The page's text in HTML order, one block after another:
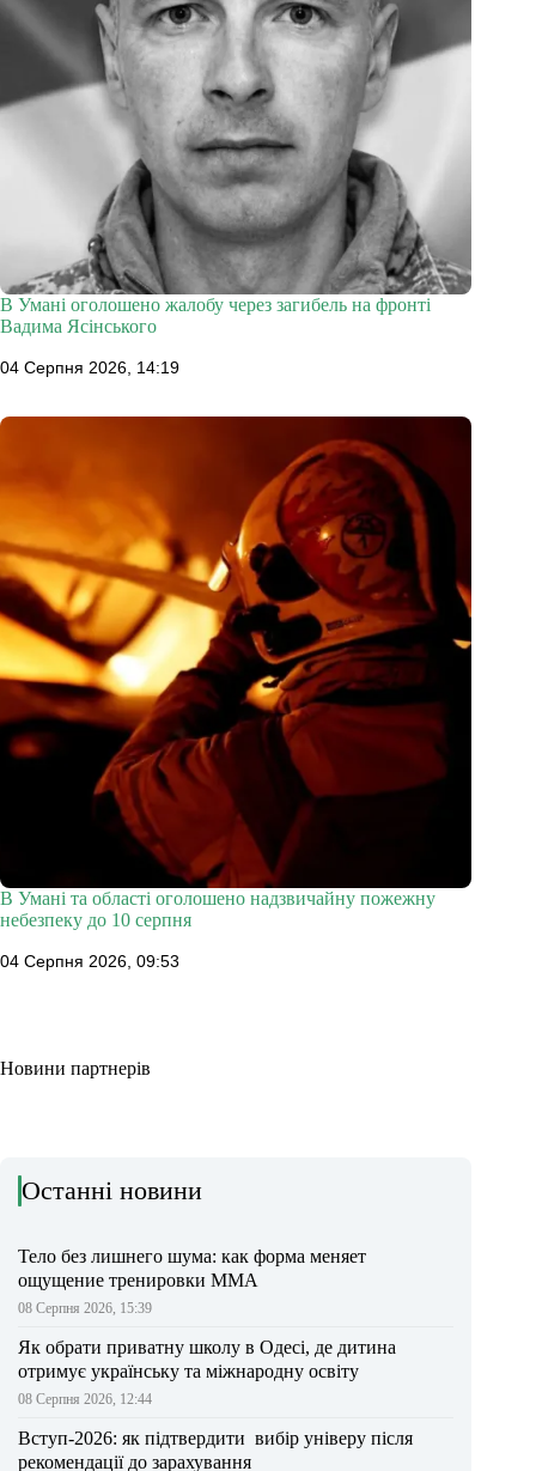
В Умані оголошено жалобу через загибель на фронті
Вадима Ясінського
04 Серпня 2026, 14:19
В Умані та області оголошено надзвичайну пожежну
небезпеку до 10 серпня
04 Серпня 2026, 09:53
Новини партнерів
Останні новини
Тело без лишнего шума: как форма меняет
ощущение тренировки ММА
08 Серпня 2026, 15:39
Як обрати приватну школу в Одесі, де дитина
отримує українську та міжнародну освіту
08 Серпня 2026, 12:44
Вступ-2026: як підтвердити вибір універу після
рекомендації до зарахування